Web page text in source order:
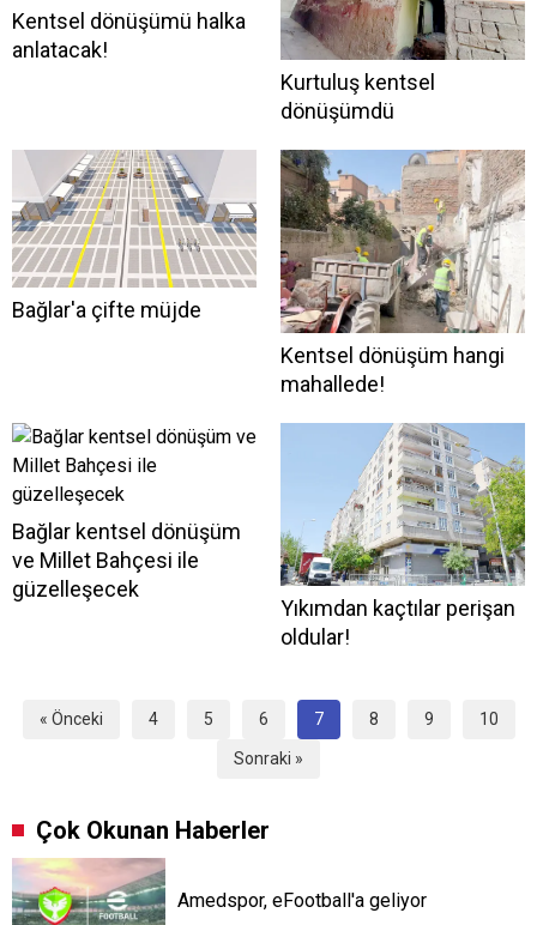
Kentsel dönüşümü halka
anlatacak!
Kurtuluş kentsel
dönüşümdü
Bağlar'a çifte müjde
Kentsel dönüşüm hangi
mahallede!
Bağlar kentsel dönüşüm
ve Millet Bahçesi ile
güzelleşecek
Yıkımdan kaçtılar perişan
oldular!
« Önceki 4 5 6 7 8 9 10
Sonraki »
Çok Okunan Haberler
Amedspor, eFootball'a geliyor